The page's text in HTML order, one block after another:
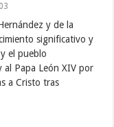
y de la
significativo y
el pueblo
al Papa León XIV por
a Cristo tras